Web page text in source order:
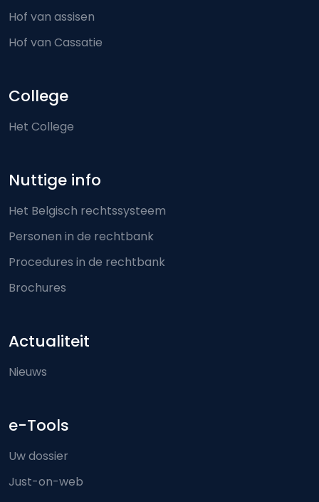
Hof van assisen
Hof van Cassatie
College
Het College
Nuttige info
Het Belgisch rechtssysteem
Personen in de rechtbank
Procedures in de rechtbank
Brochures
Actualiteit
Nieuws
e-Tools
Uw dossier
Just-on-web